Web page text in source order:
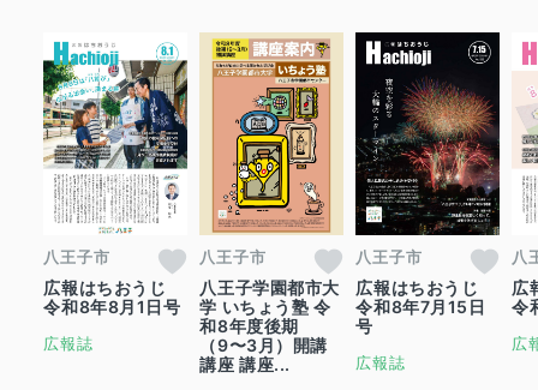
八王子市
広報はちおうじ
令和8年8月1日号
広報誌
八王子市
八王子学園都市大
学 いちょう塾 令
和8年度後期
（9〜3月）開講
講座 講座...
八王子市
広報はちおうじ
令和8年7月15日
号
広報誌
八
広
令
広